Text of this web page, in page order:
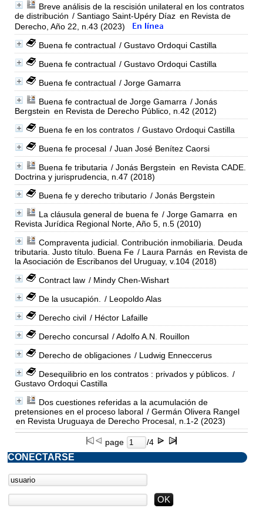
Breve análisis de la rescisión unilateral en los contratos
de distribución / Santiago Saint‑Upéry Díaz en Revista de
Derecho, Año 22, n.43 (2023)
Buena fe contractual / Gustavo Ordoqui Castilla
Buena fe contractual / Gustavo Ordoqui Castilla
Buena fe contractual / Jorge Gamarra
Buena fe contractual de Jorge Gamarra / Jonás
Bergstein en Revista de Derecho Público, n.42 (2012)
Buena fe en los contratos / Gustavo Ordoqui Castilla
Buena fe procesal / Juan José Benítez Caorsi
Buena fe tributaria / Jonás Bergstein en Revista CADE.
Doctrina y jurisprudencia, n.47 (2018)
Buena fe y derecho tributario / Jonás Bergstein
La cláusula general de buena fe / Jorge Gamarra en
Revista Jurídica Regional Norte, Año 5, n.5 (2010)
Compraventa judicial. Contribución inmobiliaria. Deuda
tributaria. Justo título. Buena Fe / Laura Parnás en Revista de
la Asociación de Escribanos del Uruguay, v.104 (2018)
Contract law / Mindy Chen-Wishart
De la usucapión.
/ Leopoldo Alas
Derecho civil / Héctor Lafaille
Derecho concursal / Adolfo A.N. Rouillon
Derecho de obligaciones / Ludwig Enneccerus
Desequilibrio en los contratos : privados y públicos.
/
Gustavo Ordoqui Castilla
Dos cuestiones referidas a la acumulación de
pretensiones en el proceso laboral / Germán Olivera Rangel
en Revista Uruguaya de Derecho Procesal, n.1-2 (2023)
page /4
CONECTARSE